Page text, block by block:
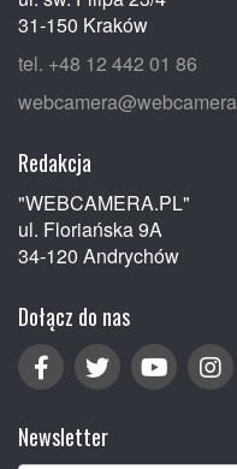
31-150 Kraków
tel. +48 12 442 01 86
Redakcja
"WEBCAMERA.PL"
ul. Floriańska 9A
34-120 Andrychów
Dołącz do nas
Newsletter